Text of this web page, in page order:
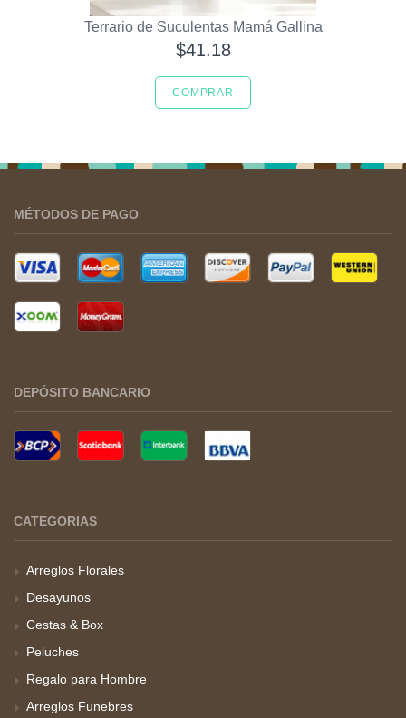
Terrario de Suculentas Mamá Gallina
$41.18
COMPRAR
MÉTODOS DE PAGO
DEPÓSITO BANCARIO
CATEGORIAS
Arreglos Florales
Desayunos
Cestas & Box
Peluches
Regalo para Hombre
Arreglos Funebres